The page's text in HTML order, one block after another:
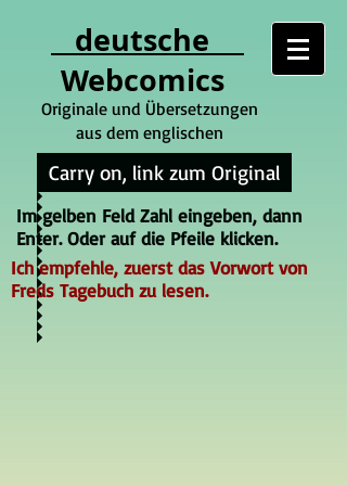
deutsche
Webcomics
Originale und Übersetzungen
aus dem englischen
Carry on, link zum Original
Im gelben Feld Zahl eingeben, dann
Enter. Oder auf die Pfeile klicken.
Ich empfehle, zuerst das Vorwort von
Freds Tagebuch zu lesen.